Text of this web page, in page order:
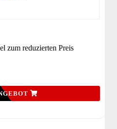
zum reduzierten Preis